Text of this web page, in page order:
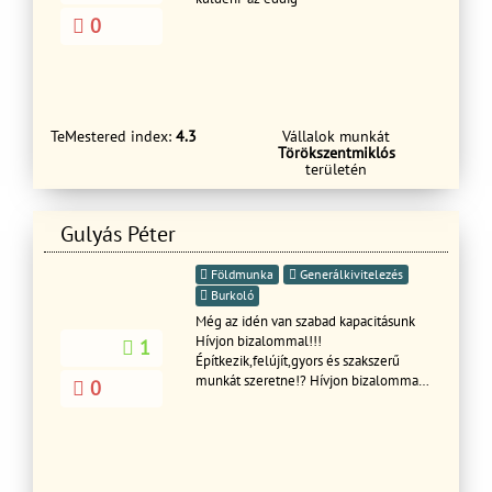
0
TeMestered index: 4.3
Vállalok munkát
Törökszentmiklós
területén
Gulyás Péter
1
0
Földmunka
Generálkivitelezés
Burkoló
Még az idén van szabad kapacitásunk
Hívjon bizalommal!!!
Építkezik,felújít,gyors és szakszerű
munkát szeretne!? Hívjon bizalommal!!